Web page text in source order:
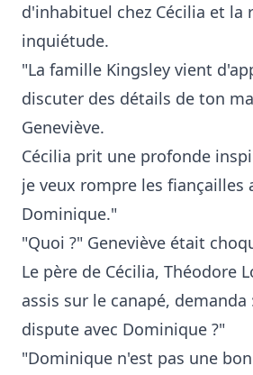
d'inhabituel chez Cécilia et la
inquiétude.
"La famille Kingsley vient
discuter des détails de ton
Geneviève.
Cécilia prit une profonde
je veux rompre les fiançailles
Dominique."
"Quoi ?" Geneviève était
Le père de Cécilia, Théodore
assis sur le canapé,
dispute avec Dominique ?"
"Dominique n'est pas une